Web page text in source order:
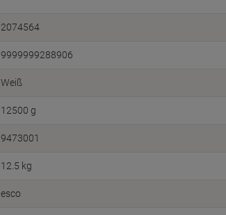
2074564
9999999288906
Weiß
12500 g
9473001
12.5 kg
esco